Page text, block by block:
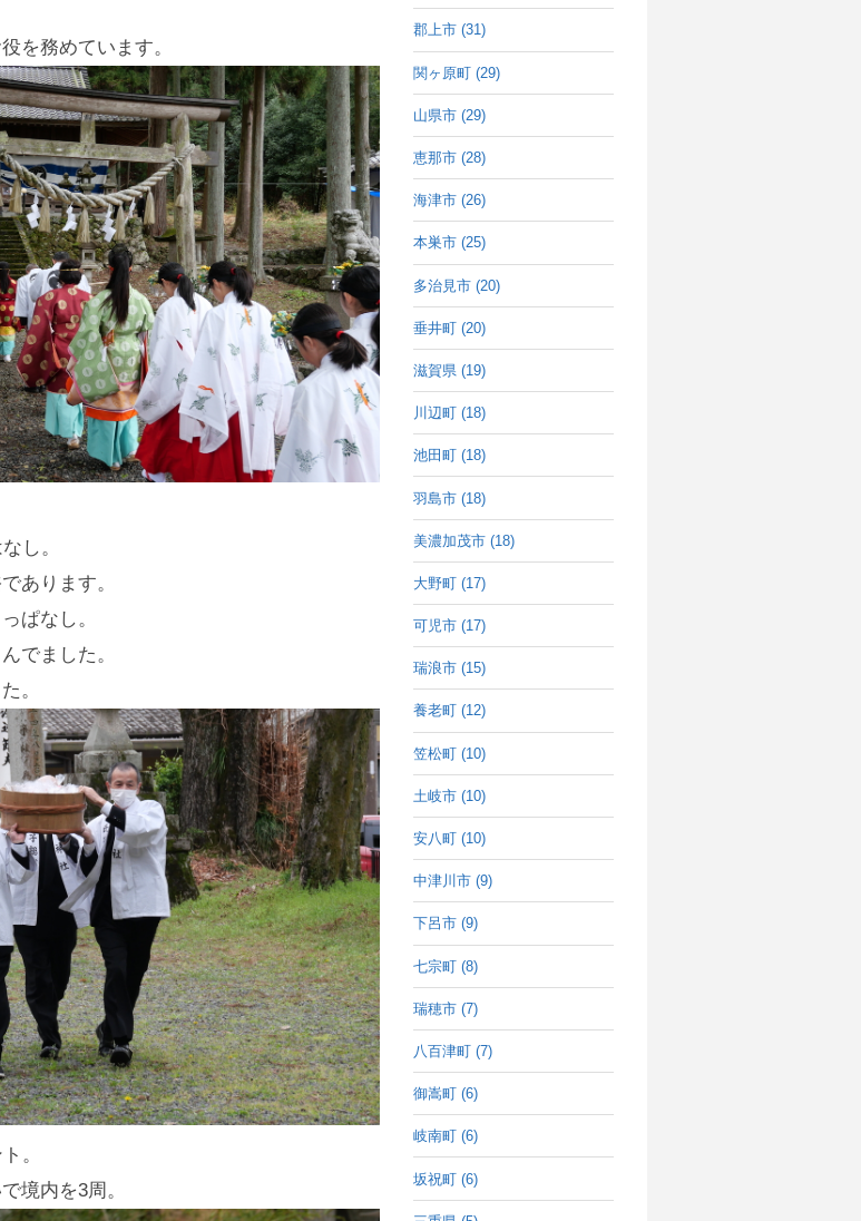
を務めています。
し。
あります。
ぱなし。
でました。
。
。
境内を3周。
郡上市 (31)
関ヶ原町 (29)
山県市 (29)
恵那市 (28)
海津市 (26)
本巣市 (25)
多治見市 (20)
垂井町 (20)
滋賀県 (19)
川辺町 (18)
池田町 (18)
羽島市 (18)
美濃加茂市 (18)
大野町 (17)
可児市 (17)
瑞浪市 (15)
養老町 (12)
笠松町 (10)
土岐市 (10)
安八町 (10)
中津川市 (9)
下呂市 (9)
七宗町 (8)
瑞穂市 (7)
八百津町 (7)
御嵩町 (6)
岐南町 (6)
坂祝町 (6)